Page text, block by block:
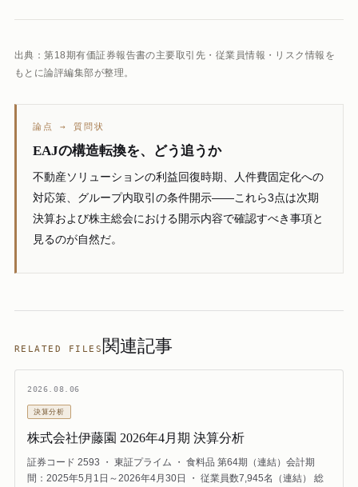
出典：第18期有価証券報告書の主要取引先・従業員情報・リスク情報を
もとに論評編集部が整理。
論点 → 質問状
EAJの構造転換を、どう追うか
不動産ソリューションの利益回復時期、人件費固定化への
対応策、グループ内取引の条件開示——これら3点は次期
決算および株主総会における開示内容で確認すべき事項と
見るのが自然だ。
RELATED FILES 関連記事
2026.08.06
決算分析
株式会社伊藤園 2026年4月期 決算分析
証券コード 2593 ・ 東証プライム ・ 食料品 第64期（連結）会計期
間：2025年5月1日～2026年4月30日 ・ 従業員数7,945名（連結） 総